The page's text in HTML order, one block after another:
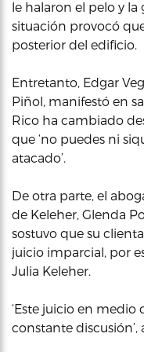
le halaron el pelo y la
situación provocó
posterior del edificio.
Entretanto, Edgar
Piñol, manifestó en
Rico ha cambiado
que ‘no puedes ni
atacado’.
De otra parte, el
de Keleher, Glenda
sostuvo que su
juicio imparcial, por
Julia Keleher.
‘Este juicio en medio
constante discusión’,